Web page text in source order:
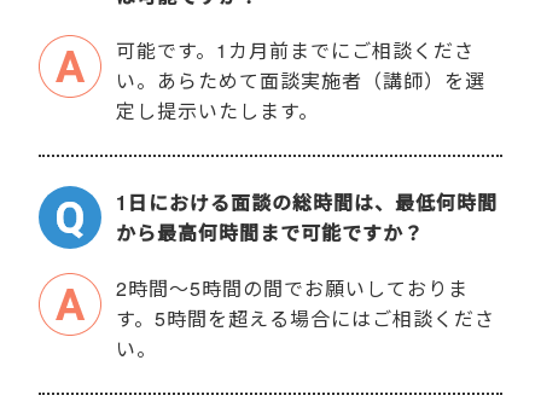
可能です。1カ月前までにご相談くださ
い。あらためて面談実施者（講師）を選
定し提示いたします。
1日における面談の総時間は、最低何時間
から最高何時間まで可能ですか？
2時間～5時間の間でお願いしておりま
す。5時間を超える場合にはご相談くださ
い。